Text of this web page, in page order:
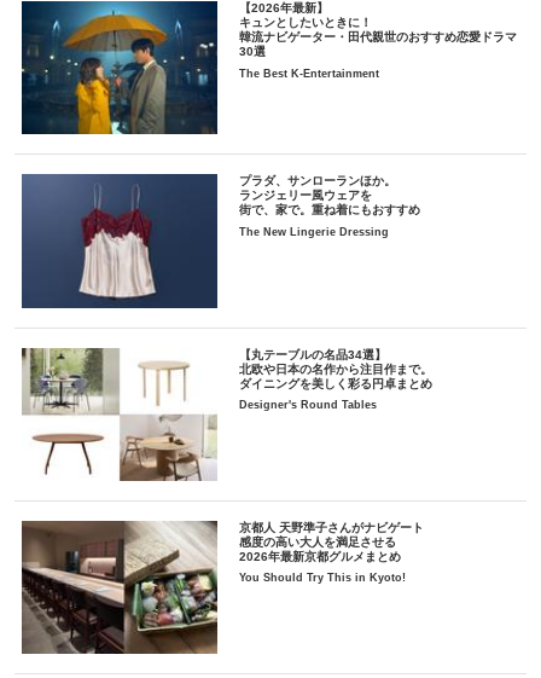
【2026年最新】
キュンとしたいときに！
韓流ナビゲーター・田代親世のおすすめ恋愛ドラマ
30選
The Best K-Entertainment
プラダ、サンローランほか。
ランジェリー風ウェアを
街で、家で。重ね着にもおすすめ
The New Lingerie Dressing
【丸テーブルの名品34選】
北欧や日本の名作から注目作まで。
ダイニングを美しく彩る円卓まとめ
Designer's Round Tables
京都人 天野準子さんがナビゲート
感度の高い大人を満足させる
2026年最新京都グルメまとめ
You Should Try This in Kyoto!